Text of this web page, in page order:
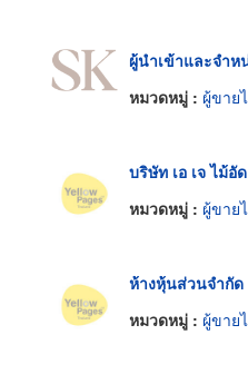
ผู้นำเข้าและจำ
หมวดหมู่ : ผู้ขาย
บริษัท เอ เจ ไม้อั
หมวดหมู่ : ผู้ขาย
ห้างหุ้นส่วนจำกั
หมวดหมู่ : ผู้ขาย